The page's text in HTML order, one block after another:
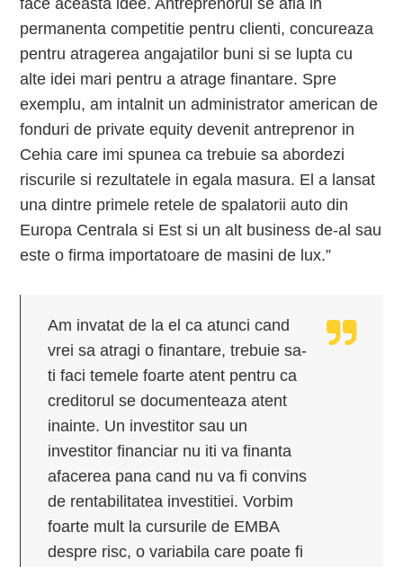
face aceasta idee. Antreprenorul se afla in
permanenta competitie pentru clienti, concureaza
pentru atragerea angajatilor buni si se lupta cu
alte idei mari pentru a atrage finantare. Spre
exemplu, am intalnit un administrator american de
fonduri de private equity devenit antreprenor in
Cehia care imi spunea ca trebuie sa abordezi
riscurile si rezultatele in egala masura. El a lansat
una dintre primele retele de spalatorii auto din
Europa Centrala si Est si un alt business de-al sau
este o firma importatoare de masini de lux.”
Am invatat de la el ca atunci cand
vrei sa atragi o finantare, trebuie sa-
ti faci temele foarte atent pentru ca
creditorul se documenteaza atent
inainte. Un investitor sau un
investitor financiar nu iti va finanta
afacerea pana cand nu va fi convins
de rentabilitatea investitiei. Vorbim
foarte mult la cursurile de EMBA
despre risc, o variabila care poate fi